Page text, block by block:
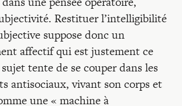
Restituer l’intelligibilité
suppose donc un
affectif qui est justement ce
tente de se couper dans les
antisociaux, vivant son corps et
une « machine à